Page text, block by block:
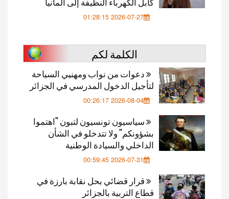
2026-07-27 01:28:15
الكلمة لكم
دعوات من نواب ومهنيي السياحة
لتأجيل الدخول المدرسي في الجزائر
2026-08-04 00:26:17
سياسيون تونسيون لتبون "اهتموا
بشؤونكم" ولا تتدخلو في الشأن
الداخلي والسيادة الوطنية
2026-07-31 00:59:45
قرار قضائي بحل نقابة بارزة في
قطاع التربية بالجزائر